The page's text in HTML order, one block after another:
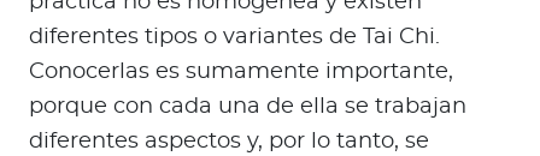
diferentes tipos o variantes de Tai Chi.
Conocerlas es sumamente importante,
porque con cada una de ella se trabajan
diferentes aspectos y, por lo tanto, se